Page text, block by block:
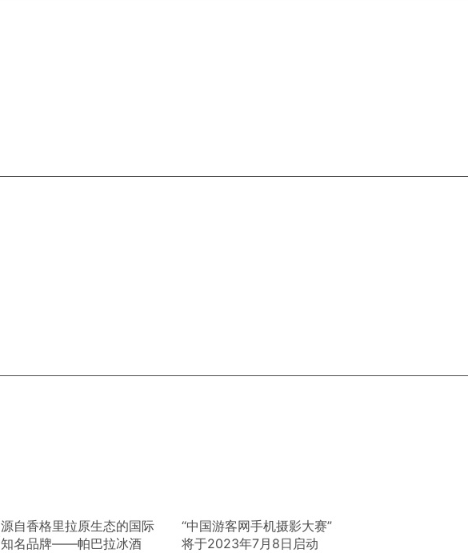
源自香格里拉原生态的国际
知名品牌——帕巴拉冰酒
“中国游客网手机摄影大赛”
将于2023年7月8日启动